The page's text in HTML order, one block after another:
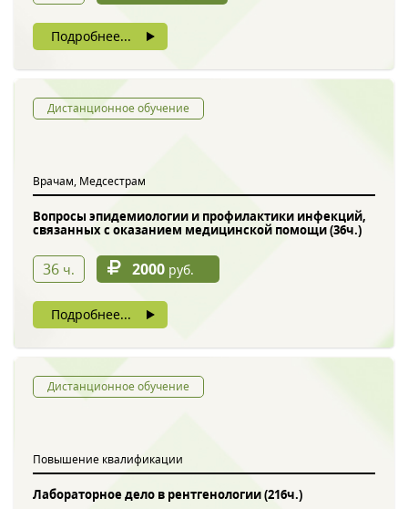
Подробнее...
Дистанционное обучение
Врачам, Медсестрам
Вопросы эпидемиологии и профилактики инфекций,
связанных с оказанием медицинской помощи (36ч.)
36 ч. 2000 руб.
Подробнее...
Дистанционное обучение
Повышение квалификации
Лабораторное дело в рентгенологии (216ч.)